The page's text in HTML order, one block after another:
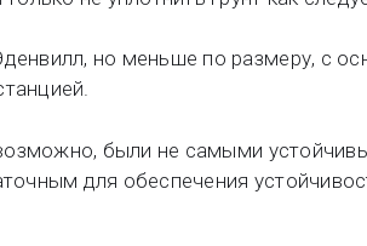
но меньше по размеру, с
были не самыми
для обеспечения